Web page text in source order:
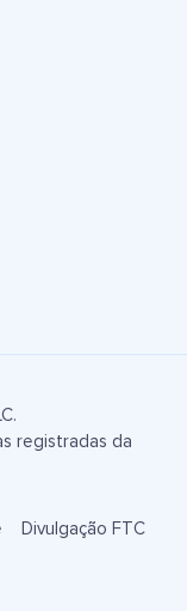
registradas da
Divulgação FTC